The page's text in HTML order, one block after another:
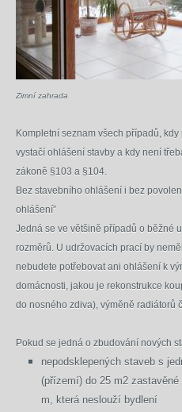
Zimní zahrada
Kompletní seznam všech případů,
vystačí ohlášení stavby a kdy není
zákoně §103 a §104.
Bez stavebního ohlášení i bez
ohlášení”
Jedná se ve většině případů o běžné
rozměrů. U udržovacích prací by
nebudete potřebovat ani ohlášení k
domácnosti, jakou je rekonstrukce
do nosného zdiva), výměně radiátorů
Pokud se jedná o zbudování nových
nepodsklepených staveb s
(přízemí) do 25 m2
m, která neslouží bydlení